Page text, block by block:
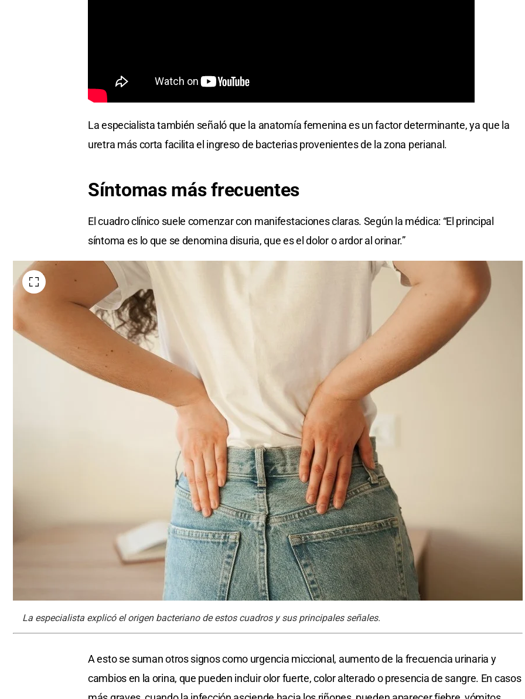
La especialista también señaló que la anatomía femenina es un factor determinante, ya que la
uretra más corta facilita el ingreso de bacterias provenientes de la zona perianal.
Síntomas más frecuentes
El cuadro clínico suele comenzar con manifestaciones claras. Según la médica: “El principal
síntoma es lo que se denomina disuria, que es el dolor o ardor al orinar.”
La especialista explicó el origen bacteriano de estos cuadros y sus principales señales.
A esto se suman otros signos como urgencia miccional, aumento de la frecuencia urinaria y
cambios en la orina, que pueden incluir olor fuerte, color alterado o presencia de sangre. En casos